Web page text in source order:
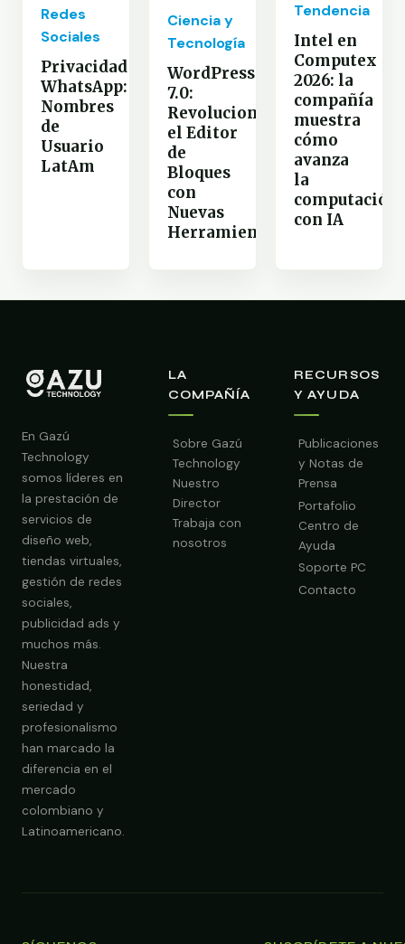
Redes
Sociales
Privacidad
WhatsApp:
Nombres
de
Usuario
LatAm
Ciencia y
Tecnología
WordPress
7.0:
Revoluciona
el Editor
de
Bloques
con
Nuevas
Herramientas
Tendencia
Intel en
Computex
2026: la
compañía
muestra
cómo
avanza
la
computación
con IA
En Gazú
Technology
somos líderes en
la prestación de
servicios de
diseño web,
tiendas virtuales,
gestión de redes
sociales,
publicidad ads y
muchos más.
Nuestra
honestidad,
seriedad y
profesionalismo
han marcado la
diferencia en el
mercado
colombiano y
Latinoamericano.
LA
COMPAÑÍA
Sobre Gazú
Technology
Nuestro
Director
Trabaja con
nosotros
RECURSOS
Y AYUDA
Publicaciones
y Notas de
Prensa
Portafolio
Centro de
Ayuda
Soporte PC
Contacto